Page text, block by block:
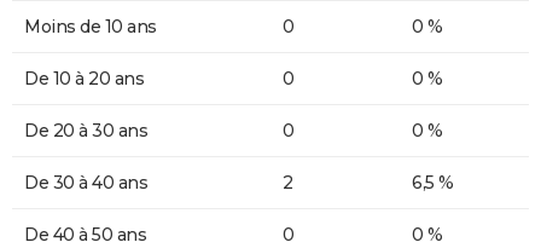
Moins de 10 ans 0 0 %
De 10 à 20 ans 0 0 %
De 20 à 30 ans 0 0 %
De 30 à 40 ans 2 6,5 %
De 40 à 50 ans 0 0 %